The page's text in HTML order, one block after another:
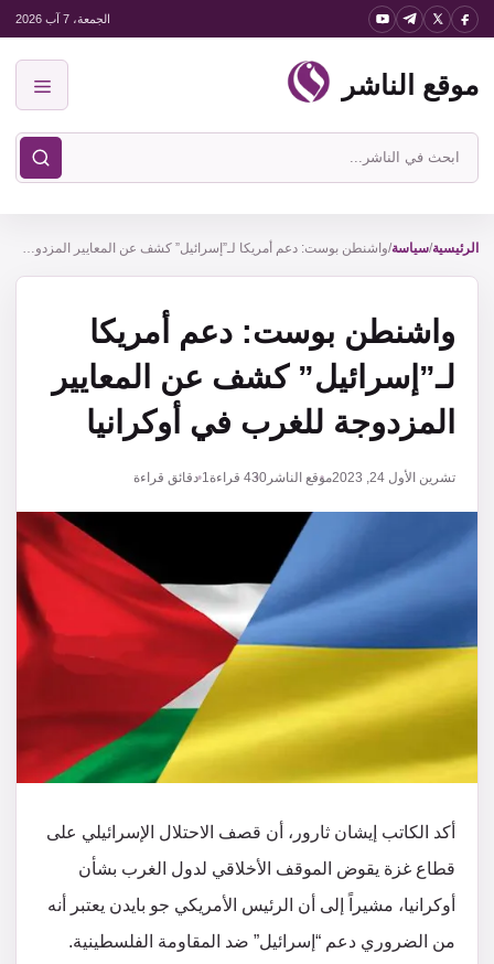
انتقل
المحتوى
الجمعة، 7 آب 2026
موقع الناشر
ابحث
في
الناشر
الرئيسية/سياسة/ واشنطن بوست: دعم أمريكا لـ”إسرائيل” كشف عن المعايير المزدوجة للغرب في أوكرانيا
واشنطن بوست: دعم أمريكا
لـ”إسرائيل” كشف عن المعايير
المزدوجة للغرب في أوكرانيا
تشرين الأول 24, 2023 موقع الناشر 430 قراءة1 دقائق قراءة
أكد الكاتب إيشان ثارور، أن قصف الاحتلال الإسرائيلي على
قطاع غزة يقوض الموقف الأخلاقي لدول الغرب بشأن
أوكرانيا، مشيراً إلى أن الرئيس الأمريكي جو بايدن يعتبر أنه
من الضروري دعم “إسرائيل” ضد المقاومة الفلسطينية.